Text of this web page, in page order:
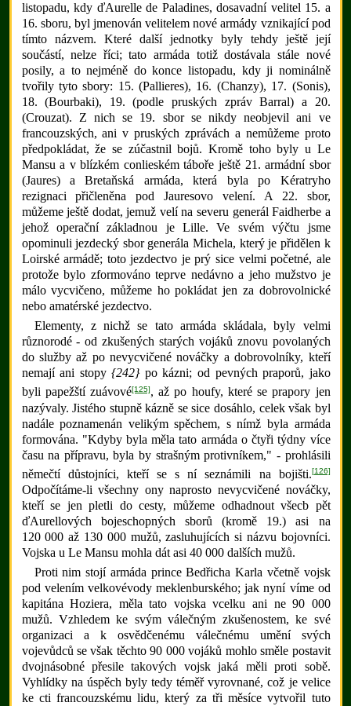
listopadu, kdy ďAurelle de Paladines, dosavadní velitel 15. a
16. sboru, byl jmenován velitelem nové armády vznikající pod
tímto názvem. Které další jednotky byly tehdy ještě její
součástí, nelze říci; tato armáda totiž dostávala stále nové
posily, a to nejméně do konce listopadu, kdy ji nominálně
tvořily tyto sbory: 15. (Pallieres), 16. (Chanzy), 17. (Sonis),
18. (Bourbaki), 19. (podle pruských zpráv Barral) a 20.
(Crouzat). Z nich se 19. sbor se nikdy neobjevil ani ve
francouzských, ani v pruských zprávách a nemůžeme proto
předpokládat, že se zúčastnil bojů. Kromě toho byly u Le
Mansu a v blízkém conlieském táboře ještě 21. armádní sbor
(Jaures) a Bretaňská armáda, která byla po Kératryho
rezignaci přičleněna pod Jauresovo velení. A 22. sbor,
můžeme ještě dodat, jemuž velí na severu generál Faidherbe a
jehož operační základnou je Lille. Ve svém výčtu jsme
opominuli jezdecký sbor generála Michela, který je přidělen k
Loirské armádě; toto jezdectvo je prý sice velmi početné, ale
protože bylo zformováno teprve nedávno a jeho mužstvo je
málo vycvičeno, můžeme ho pokládat jen za dobrovolnické
nebo amatérské jezdectvo.
Elementy, z nichž se tato armáda skládala, byly velmi
různorodé - od zkušených starých vojáků znovu povolaných
do služby až po nevycvičené nováčky a dobrovolníky, kteří
nemají ani stopy{242}po kázni; od pevných praporů, jako
byli papežští zuávové[125], až po houfy, které se prapory jen
nazývaly. Jistého stupně kázně se sice dosáhlo, celek však byl
nadále poznamenán velikým spěchem, s nímž byla armáda
formována. "Kdyby byla měla tato armáda o čtyři týdny více
času na přípravu, byla by strašným protivníkem," - prohlásili
němečtí důstojníci, kteří se s ní seznámili na bojišti.[126]
Odpočítáme-li všechny ony naprosto nevycvičené nováčky,
kteří se jen pletli do cesty, můžeme odhadnout všecb pět
ďAurellových bojeschopných sborů (kromě 19.) asi na
120 000 až 130 000 mužů, zasluhujících si názvu bojovníci.
Vojska u Le Mansu mohla dát asi 40 000 dalších mužů.
Proti nim stojí armáda prince Bedřicha Karla včetně vojsk
pod velením velkovévody meklenburského; jak nyní víme od
kapitána Hoziera, měla tato vojska vcelku ani ne 90 000
mužů. Vzhledem ke svým válečným zkušenostem, ke své
organizaci a k osvědčenému válečnému umění svých
vojevůdců se však těchto 90 000 vojáků mohlo směle postavit
dvojnásobné přesile takových vojsk jaká měli proti sobě.
Vyhlídky na úspěch byly tedy téměř vyrovnané, což je velice
ke cti francouzskému lidu, který za tři měsíce vytvořil tuto